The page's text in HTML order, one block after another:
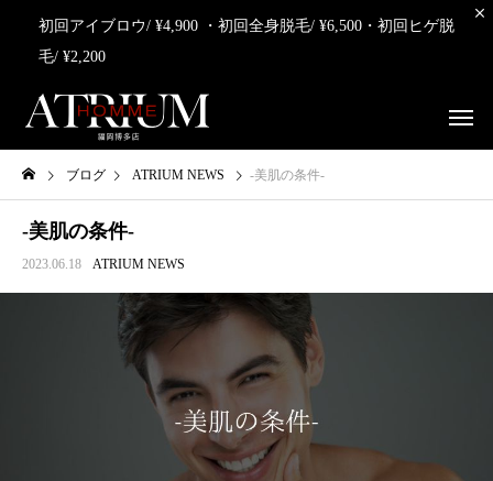
初回アイブロウ/ ¥4,900 ・初回全身脱毛/ ¥6,500・初回ヒゲ脱
毛/ ¥2,200
ブログ ATRIUM NEWS -美肌の条件-
-美肌の条件-
2023.06.18 ATRIUM NEWS